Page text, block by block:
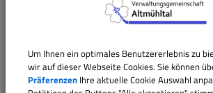
Der Rundweg Meinheim startet am
Der Rundweg in Sammenheim startet
Um Ihnen ein optimales Benutzererlebnis zu
wir auf dieser Webseite Cookies. Sie können
Präferenzen Ihre aktuelle Cookie Auswahl